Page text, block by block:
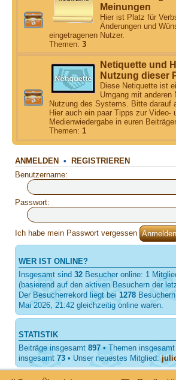
Meinungen
Hier ist Platz für
Änderungen und
eingetragenen Nutzer.
Themen: 3
Netiquette und
Nutzung dieser
Diese Netiquette ist
Umgang mit anderen
Nutzung des Systems. Bitte darauf
Hier auch ein paar Tipps zur Video-
Medienwiedergabe in euren
Themen: 1
ANMELDEN • REGISTRIEREN
Benutzername:
Passwort:
Ich habe mein Passwort vergessen
WER IST ONLINE?
Insgesamt sind 32 Besucher online: 1
(basierend auf den aktiven Besuchern der
Der Besucherrekord liegt bei 1278
Mai 2026, 21:42 gleichzeitig online waren.
STATISTIK
Beiträge insgesamt 897• Themen insgesamt
insgesamt 73 • Unser neuestes Mitglied: